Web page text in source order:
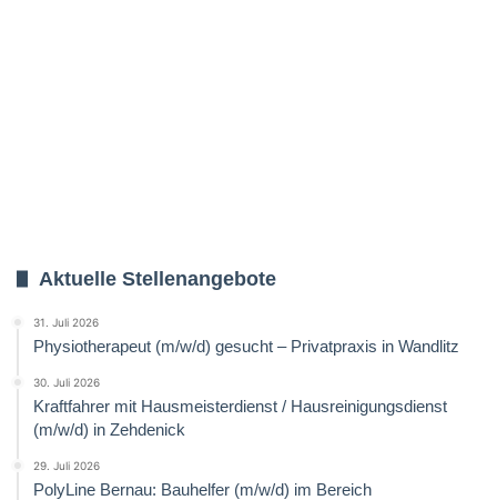
Aktuelle Stellenangebote
31. Juli 2026
Physiotherapeut (m/w/d) gesucht – Privatpraxis in Wandlitz
30. Juli 2026
Kraftfahrer mit Hausmeisterdienst / Hausreinigungsdienst
(m/w/d) in Zehdenick
29. Juli 2026
PolyLine Bernau: Bauhelfer (m/w/d) im Bereich